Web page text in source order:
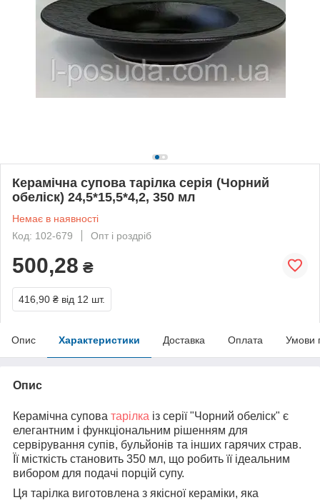
Керамічна супова тарілка серія (Чорний
обеліск) 24,5*15,5*4,2, 350 мл
Немає в наявності
Код: 102-679
Опт і роздріб
500,28 ₴
416,90 ₴ від 12 шт.
Опис Характеристики Доставка Оплата Умови
Опис
Керамічна супова тарілка із серії "Чорний обеліск" є
елегантним і функціональним рішенням для
сервірування супів, бульйонів та інших гарячих страв.
Її місткість становить 350 мл, що робить її ідеальним
вибором для подачі порцій супу.
Ця тарілка виготовлена з якісної кераміки, яка